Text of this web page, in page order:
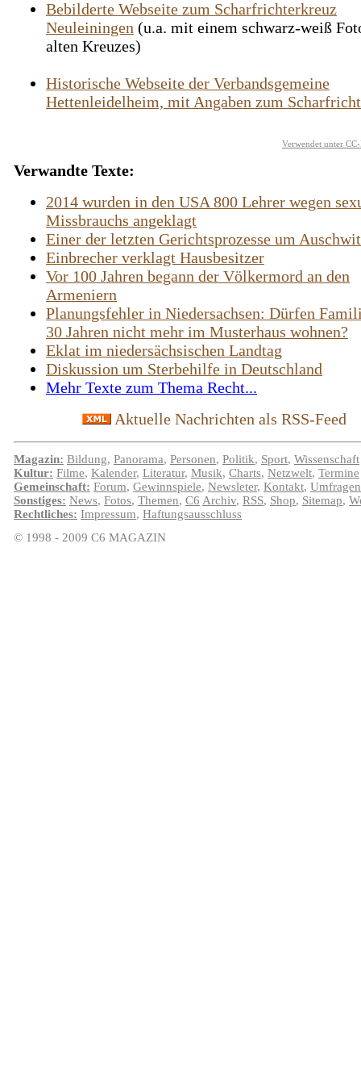
Bebilderte Webseite zum Scharfrichterkreuz
Neuleiningen (u.a. mit einem schwarz-weiß
alten Kreuzes)
Historische Webseite der Verbandsgemeine
Hettenleidelheim, mit Angaben zum
Verwendet unter
Verwandte Texte:
2014 wurden in den USA 800 Lehrer wegen
Missbrauchs angeklagt
Einer der letzten Gerichtsprozesse um
Einbrecher verklagt Hausbesitzer
Vor 100 Jahren begann der Völkermord an den
Armeniern
Planungsfehler in Niedersachsen: Dürfen
30 Jahren nicht mehr im Musterhaus wohnen?
Eklat im niedersächsischen Landtag
Diskussion um Sterbehilfe in Deutschland
Mehr Texte zum Thema Recht...
Aktuelle Nachrichten als RSS-Feed
Magazin: Bildung, Panorama, Personen, Politik, Sport, Wissenschaft
Kultur: Filme, Kalender, Literatur, Musik, Charts, Netzwelt, Termine
Gemeinschaft: Forum, Gewinnspiele, Newsleter, Kontakt, Umfragen
Sonstiges: News, Fotos, Themen, C6 Archiv, RSS, Shop, Sitemap,
Rechtliches: Impressum, Haftungsausschluss
© 1998 - 2009 C6 MAGAZIN